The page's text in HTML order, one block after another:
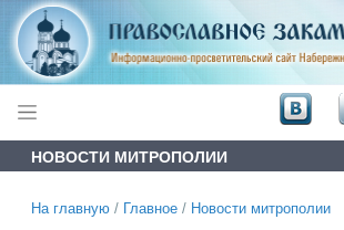
НОВОСТИ МИТРОПОЛИИ
На главную / Главное / Новости митрополии